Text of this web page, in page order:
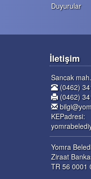
Duyurular
İletişim
Sancak
(0462)
(0462)
KEPadresi:
Yomra
Ziraat
TR 56 0001